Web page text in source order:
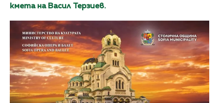
кмета на Васил Терзиев.